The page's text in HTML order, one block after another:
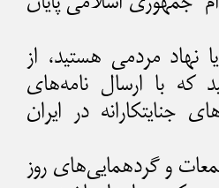
نهاد مردمی هستید، از
که با ارسال نامه‌های
جنایتکارانه در ایران
و گردهمایی‌های روز